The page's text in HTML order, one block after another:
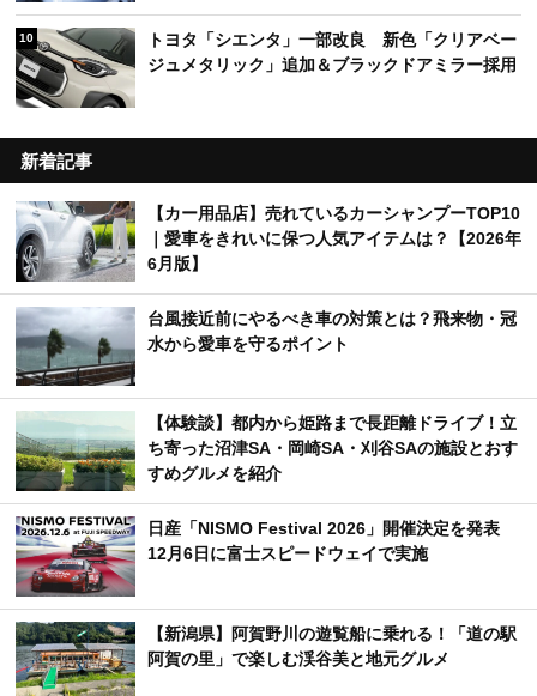
10
トヨタ「シエンタ」一部改良 新色「クリアベー
ジュメタリック」追加＆ブラックドアミラー採用
新着記事
【カー用品店】売れているカーシャンプーTOP10
｜愛車をきれいに保つ人気アイテムは？【2026年
6月版】
台風接近前にやるべき車の対策とは？飛来物・冠
水から愛車を守るポイント
【体験談】都内から姫路まで長距離ドライブ！立
ち寄った沼津SA・岡崎SA・刈谷SAの施設とおす
すめグルメを紹介
日産「NISMO Festival 2026」開催決定を発表
12月6日に富士スピードウェイで実施
【新潟県】阿賀野川の遊覧船に乗れる！「道の駅
阿賀の里」で楽しむ渓谷美と地元グルメ